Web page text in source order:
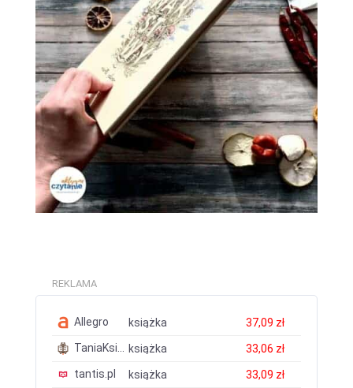
REKLAMA
Allegro książka
37,09 zł
TaniaKsiazka.pl
książka
33,06 zł
tantis.pl
książka
33,09 zł